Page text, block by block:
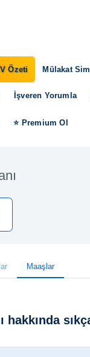
Özeti Mülakat
İşveren Yorumla
⭐ Premium Ol
Maaşlar
hakkında